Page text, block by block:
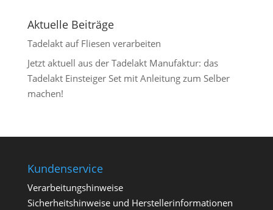
Aktuelle Beiträge
Tadelakt auf Fliesen verarbeiten
Jetzt aktuell aus der Tadelakt Manufaktur: das
Tadelakt Einsteiger Set mit Anleitung zum Selber
machen!
Kundenservice
Verarbeitungshinweise
Sicherheitshinweise und Herstellerinformationen